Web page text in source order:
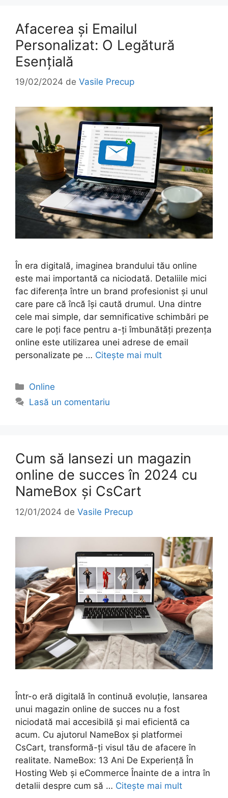
Afacerea și Emailul
Personalizat: O Legătură
Esențială
19/02/2024 de Vasile Precup
În era digitală, imaginea brandului tău online
este mai importantă ca niciodată. Detaliile mici
fac diferența între un brand profesionist și unul
care pare că încă își caută drumul. Una dintre
cele mai simple, dar semnificative schimbări pe
care le poți face pentru a-ți îmbunătăți prezența
online este utilizarea unei adrese de email
personalizate pe … Citește mai mult
Categorii
Online
Lasă un comentariu
Cum să lansezi un magazin
online de succes în 2024 cu
NameBox și CsCart
12/01/2024 de Vasile Precup
Într-o eră digitală în continuă evoluție, lansarea
unui magazin online de succes nu a fost
niciodată mai accesibilă și mai eficientă ca
acum. Cu ajutorul NameBox și platformei
CsCart, transformă-ți visul tău de afacere în
realitate. NameBox: 13 Ani De Experiență În
Hosting Web și eCommerce Înainte de a intra în
detalii despre cum să … Citește mai mult